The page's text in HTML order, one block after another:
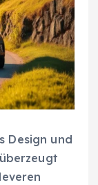
Design und
überzeugt